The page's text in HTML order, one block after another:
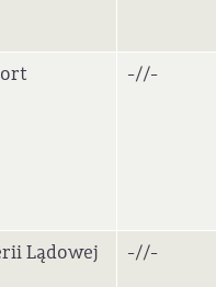
-//-
Lądowej -//-